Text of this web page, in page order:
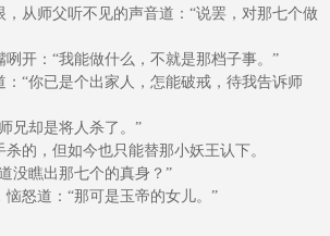
从师父听不见的声音道：“说罢，对那七个做
开：“我能做什么，不就是那档子事。”
“你已是个出家人，怎能破戒，待我告诉师
兄却是将人杀了。”
的，但如今也只能替那小妖王认下。
没瞧出那七个的真身？”
怒道：“那可是玉帝的女儿。”